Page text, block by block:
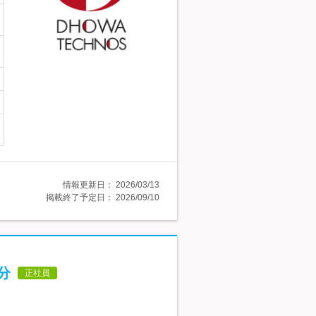
情報更新日： 2026/03/13
掲載終了予定日： 2026/09/10
正社員